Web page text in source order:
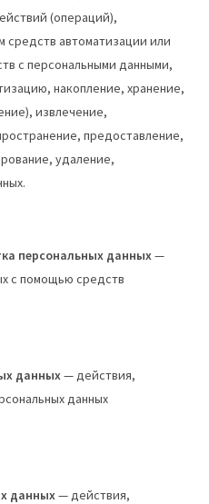
(операций),
средств автоматизации или
с персональными данными,
накопление, хранение,
извлечение,
предоставление,
удаление,
персональных данных—
с помощью средств
данных— действия,
данных
данных— действия,